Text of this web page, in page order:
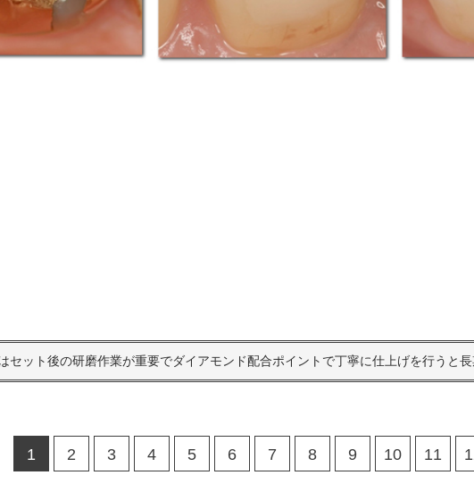
セット後の研磨作業が重要でダイアモンド配合ポイントで丁寧に仕上げを行うと
1 2 3 4 5 6 7 8 9 10 11